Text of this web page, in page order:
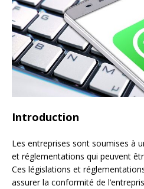
Introduction
Les entreprises sont soumises à
et réglementations qui peuvent
Ces législations et
assurer la conformité de